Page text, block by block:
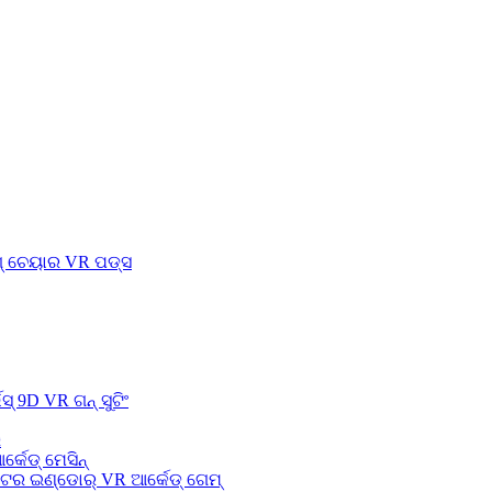
VR ପଡ୍ସ
9D VR ଗନ୍ ସୁଟିଂ
ମେସିନ୍
ଇଣ୍ଡୋର୍ VR ଆର୍କେଡ୍ ଗେମ୍